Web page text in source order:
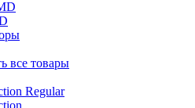
все товары
Regular